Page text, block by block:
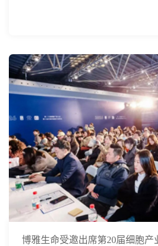
博雅生命受邀出席第20届细胞产